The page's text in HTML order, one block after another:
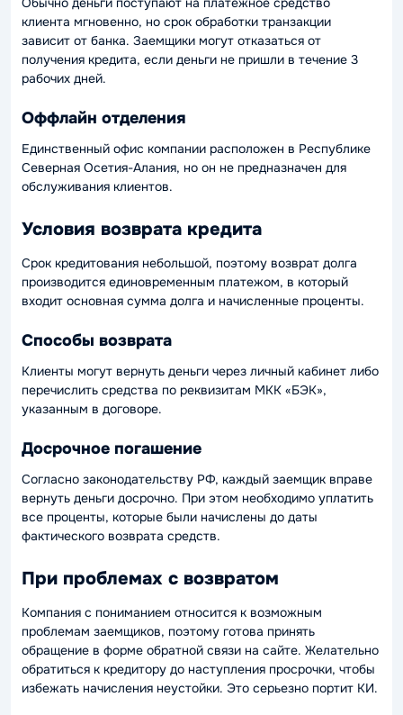
клиента мгновенно, но срок обработки транзакции
зависит от банка. Заемщики могут отказаться от
получения кредита, если деньги не пришли в течение 3
рабочих дней.
Оффлайн отделения
Единственный офис компании расположен в Республике
Северная Осетия-Алания, но он не предназначен для
обслуживания клиентов.
Условия возврата кредита
Срок кредитования небольшой, поэтому возврат долга
производится единовременным платежом, в который
входит основная сумма долга и начисленные проценты.
Способы возврата
Клиенты могут вернуть деньги через личный кабинет либо
перечислить средства по реквизитам МКК «БЭК»,
указанным в договоре.
Досрочное погашение
Согласно законодательству РФ, каждый заемщик вправе
вернуть деньги досрочно. При этом необходимо уплатить
все проценты, которые были начислены до даты
фактического возврата средств.
При проблемах с возвратом
Компания с пониманием относится к возможным
проблемам заемщиков, поэтому готова принять
обращение в форме обратной связи на сайте. Желательно
обратиться к кредитору до наступления просрочки, чтобы
избежать начисления неустойки. Это серьезно портит КИ.